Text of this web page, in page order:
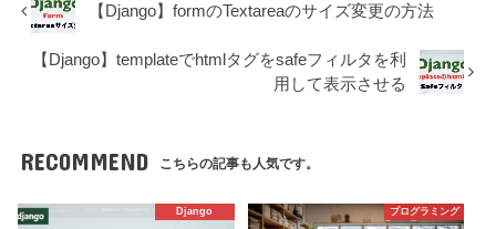
【Django】formのTextareaのサイズ変更の方法
【Django】templateでhtmlタグをsafeフィルタを利
用して表示させる
RECOMMEND こちらの記事も人気です。
Django プログラミング